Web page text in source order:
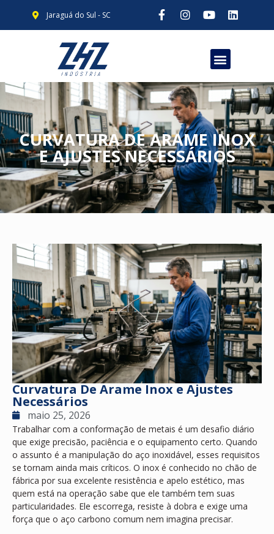
Jaraguá do Sul - SC
CURVATURA DE ARAME INOX
E AJUSTES NECESSÁRIOS
Curvatura De Arame Inox e Ajustes
Necessários
maio 25, 2026
Trabalhar com a conformação de metais é um desafio diário
que exige precisão, paciência e o equipamento certo. Quando
o assunto é a manipulação do aço inoxidável, esses requisitos
se tornam ainda mais críticos. O inox é conhecido no chão de
fábrica por sua excelente resistência e apelo estético, mas
quem está na operação sabe que ele também tem suas
particularidades. Ele escorrega, resiste à dobra e exige uma
força que o aço carbono comum nem imagina precisar.